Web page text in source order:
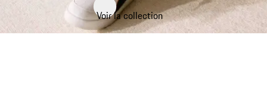
Voir la collection